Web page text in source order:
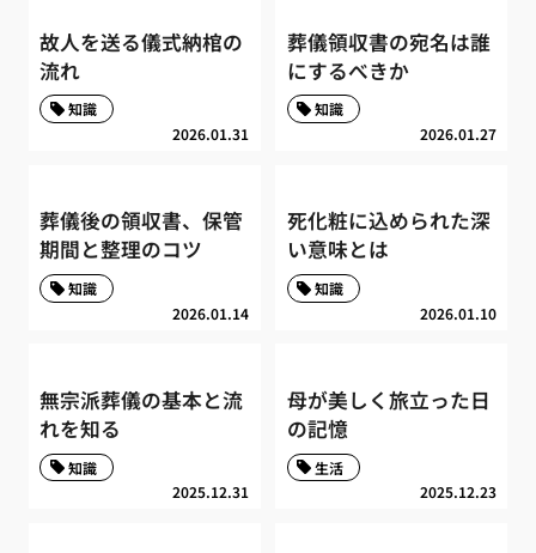
故人を送る儀式納棺の
流れ
2026.01.31
知識
葬儀領収書の宛名は誰
にするべきか
2026.01.27
知識
葬儀後の領収書、保管
期間と整理のコツ
2026.01.14
知識
死化粧に込められた深
い意味とは
2026.01.10
知識
無宗派葬儀の基本と流
れを知る
2025.12.31
知識
母が美しく旅立った日
の記憶
2025.12.23
生活